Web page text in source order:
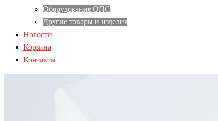
Оборудование ОПС
Другие товары и изделия
Новости
Корзина
Контакты